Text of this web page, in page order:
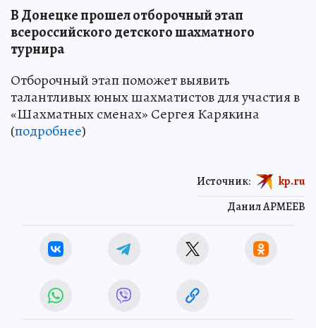
В Донецке прошел отборочный этап
всероссийского детского шахматного
турнира
Отборочный этап поможет выявить
талантливых юных шахматистов для участия в
«Шахматных сменах» Сергея Карякина
(подробнее)
Данил АРМЕЕВ
Источник: kp.ru